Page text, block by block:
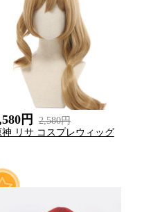
円
2,580円
神 リサ コスプレウィッグ